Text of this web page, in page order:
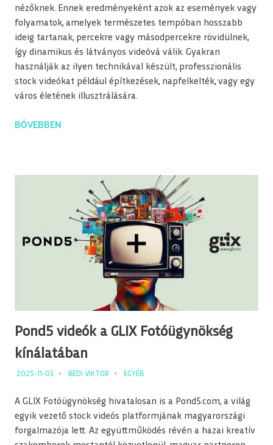
nézőknek. Ennek eredményeként azok az események vagy
folyamatok, amelyek természetes tempóban hosszabb
ideig tartanak, percekre vagy másodpercekre rövidülnek,
így dinamikus és látványos videóvá válik. Gyakran
használják az ilyen technikával készült, professzionális
stock videókat például építkezések, napfelkelték, vagy egy
város életének illusztrálására.
BŐVEBBEN
Pond5 videók a GLIX Fotóügynökség
kínálatában
2025-11-03 BEDI VIKTOR EGYÉB
A GLIX Fotóügynökség hivatalosan is a Pond5.com, a világ
egyik vezető stock videós platformjának magyarországi
forgalmazója lett. Az együttműködés révén a hazai kreatív